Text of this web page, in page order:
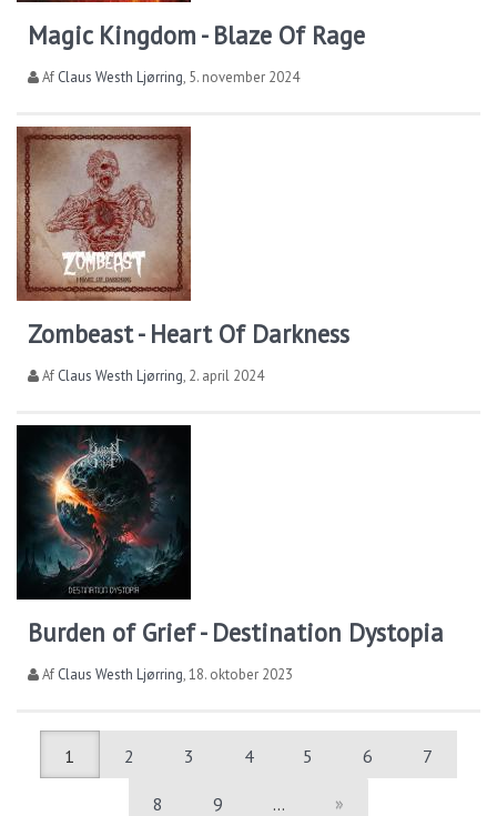
Magic Kingdom - Blaze Of Rage
Af Claus Westh Ljørring, 5. november 2024
Zombeast - Heart Of Darkness
Af Claus Westh Ljørring, 2. april 2024
Burden of Grief - Destination Dystopia
Af Claus Westh Ljørring,18. oktober 2023
1 2 3 4 5 6 7
8 9 … »